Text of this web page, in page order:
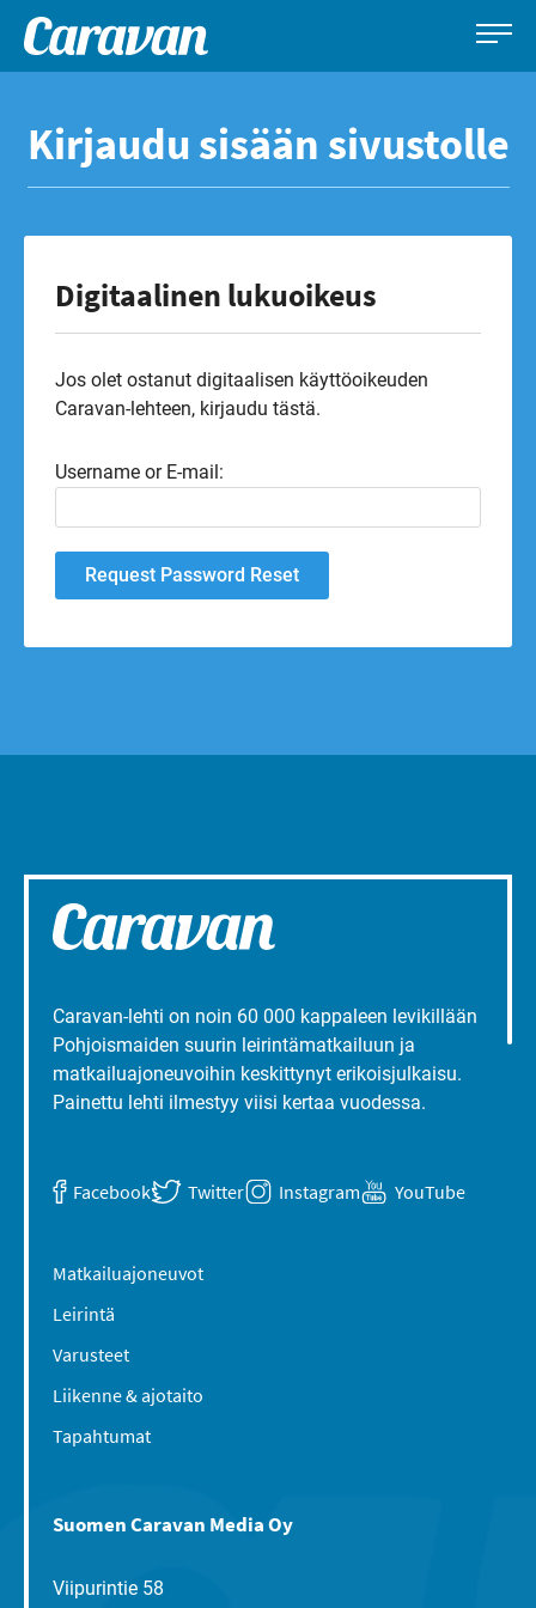
sisältöön
Caravan-
Leirintämatkailun
Kirjaudu sisään sivustolle
Digitaalinen lukuoikeus
Jos olet ostanut digitaalisen käyttöoikeuden
Caravan-lehteen, kirjaudu tästä.
Username or E-mail:
Caravan-lehti on noin 60 000 kappaleen levikillään
Pohjoismaiden suurin leirintämatkailuun ja
matkailuajoneuvoihin keskittynyt erikoisjulkaisu.
Painettu lehti ilmestyy viisi kertaa vuodessa.
Facebook Twitter Instagram YouTube
Matkailuajoneuvot
Leirintä
Varusteet
Liikenne & ajotaito
Tapahtumat
Suomen Caravan Media Oy
Viipurintie 58